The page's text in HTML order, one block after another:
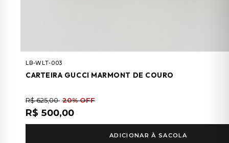
LB-WLT-003
CARTEIRA GUCCI MARMONT DE COURO
R$ 625,00 20% OFF
R$ 500,00
ADICIONAR À SACOLA